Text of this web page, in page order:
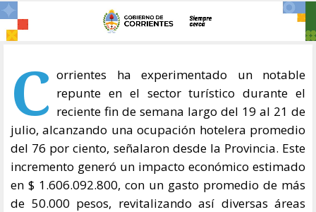
C orrientes ha experimentado un notable
repunte en el sector turístico durante el
reciente fin de semana largo del 19 al 21 de
julio, alcanzando una ocupación hotelera promedio
del 76 por ciento, señalaron desde la Provincia. Este
incremento generó un impacto económico estimado
en $ 1.606.092.800, con un gasto promedio de más
de 50.000 pesos, revitalizando así diversas áreas